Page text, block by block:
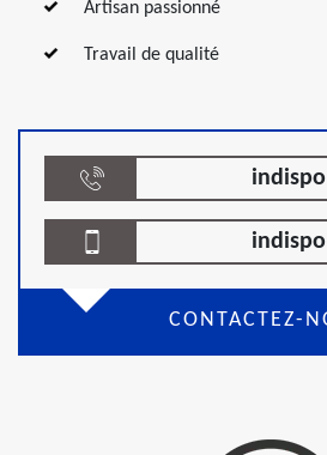
Artisan passionné
Travail de qualité
CONTACTEZ-